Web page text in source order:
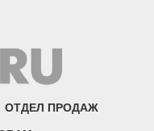
ОТДЕЛ ПРОДАЖ